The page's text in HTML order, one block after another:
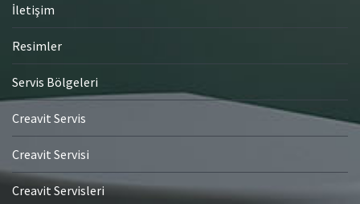
İletişim
Resimler
Servis Bölgeleri
Creavit Servis
Creavit Servisi
Creavit Servisleri